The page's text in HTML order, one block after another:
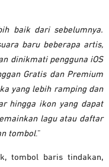
baik dari sebelumnya.
baru beberapa artis,
dinikmati pengguna iOS
Gratis dan Premium
yang lebih ramping dan
hingga ikon yang dapat
lagu atau daftar
tombol.”
tombol baris tindakan,